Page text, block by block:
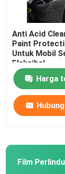
Anti Acid
Paint
Untuk Mobil
Fleksibel
Harga
Film